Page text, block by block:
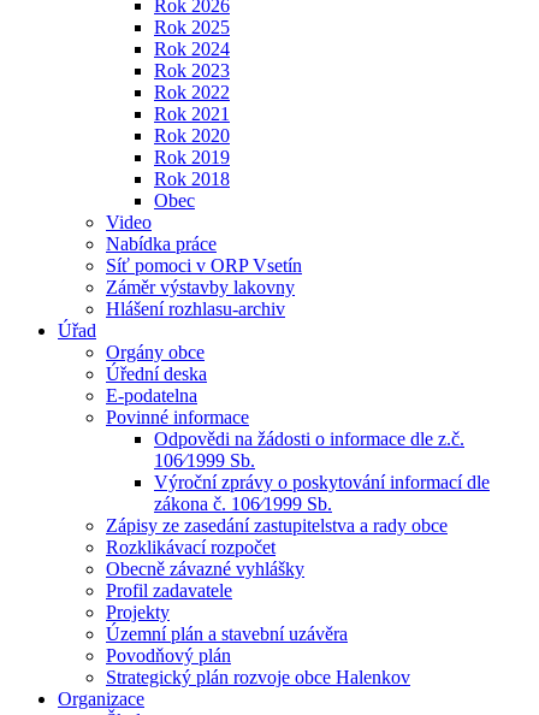
Rok 2026
Rok 2025
Rok 2024
Rok 2023
Rok 2022
Rok 2021
Rok 2020
Rok 2019
Rok 2018
Obec
Video
Nabídka práce
Síť pomoci v ORP Vsetín
Záměr výstavby lakovny
Hlášení rozhlasu-archiv
Úřad
Orgány obce
Úřední deska
E-podatelna
Povinné informace
Odpovědi na žádosti o informace dle z.č.
106⁄1999 Sb.
Výroční zprávy o poskytování informací dle
zákona č. 106⁄1999 Sb.
Zápisy ze zasedání zastupitelstva a rady obce
Rozklikávací rozpočet
Obecně závazné vyhlášky
Profil zadavatele
Projekty
Územní plán a stavební uzávěra
Povodňový plán
Strategický plán rozvoje obce Halenkov
Organizace